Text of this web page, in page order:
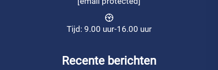
Tijd: 9.00 uur-16.00 uur
Recente berichten